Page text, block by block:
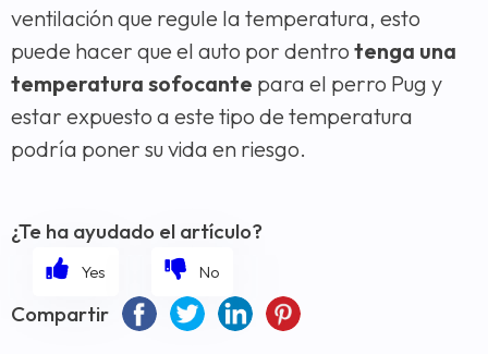
ventilación que regule la temperatura, esto
puede hacer que el auto por dentro tenga una
temperatura sofocante para el perro Pug y
estar expuesto a este tipo de temperatura
podría poner su vida en riesgo.
¿Te ha ayudado el artículo?
Compartir